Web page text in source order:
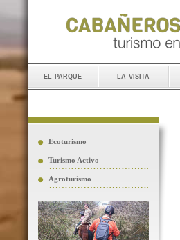
el parque la visita
Ecoturismo
Turismo Activo
Agroturismo